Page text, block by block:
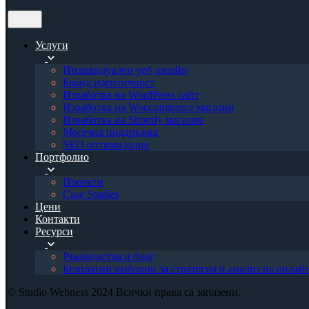
Услуги
Индивидуален уеб дизайн
Бранд идентичност
Изработка на WordPress сайт
Изработка на Woocommerce магазин
Изработка на Shopify магазин
Месечна поддръжка
SEO оптимизация
Портфолио
Проекти
Case Studies
Цени
Контакти
Ресурси
Ръководства и блог
Безплатни шаблони за стратегия и анализ на
© Studio Webness 2024 Всички права са запазени.